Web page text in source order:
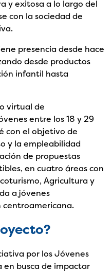
y exitosa a lo largo del
con la sociedad de
presencia desde hace
desde productos
infantil hasta
virtual de
entre los 18 y 29
con el objetivo de
y la empleabilidad
de propuestas
en cuatro áreas con
Agricultura y
a jóvenes
centroamericana.
por los Jóvenes
en busca de impactar